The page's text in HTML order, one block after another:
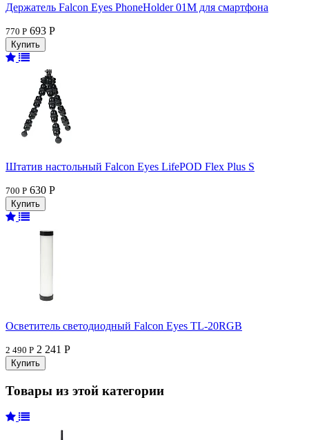
Держатель Falcon Eyes PhoneHolder 01M для смартфона
770 Р 693 Р
Штатив настольный Falcon Eyes LifePOD Flex Plus S
700 Р 630 Р
Осветитель светодиодный Falcon Eyes TL-20RGB
2 490 Р 2 241 Р
Товары из этой категории